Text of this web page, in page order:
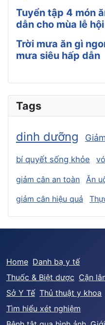
Tuyển tập 4 món
dẫn cho mùa lễ hội
Trời mưa ăn gì
mưa siêu hấp dẫn
Tags
dinh dưỡng
bí quyết sống khỏe
giảm cân an toàn
Ăn
giảm cân hiệu quả
Home Danh bạ y tế
Thuốc & Biệt dược Cận
Sở Y Tế Thủ thuật y khoa
Tìm hiểu xét nghiệm